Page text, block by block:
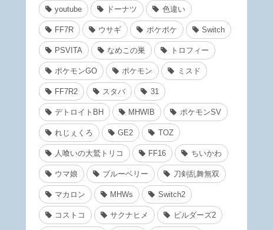
youtube ドーナツ 色違い
FF7R ウサギ ポケポケ Switch
PSVITA なめこの巣 トロフィー
ポケモンGO ポケモン ミスド
FF7R2 スタバ 31
デトロイトBH MHWIB ポケモンSV
れじぇくろ GE2 TOZ
人喰いの大鷲トリコ FF16 ちいかわ
ウマ娘 ブルーベリー 刀剣乱舞無双
マカロン MHWs Switch2
コストコ サクナヒメ ビルダーズ2